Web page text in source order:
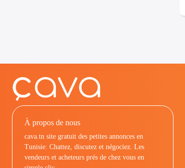
À propos de nous
cava.tn site gratuit des petites annonces en
Tunisie: Chattez, discutez et négociez. Les
vendeurs et acheteurs prés de chez vous en